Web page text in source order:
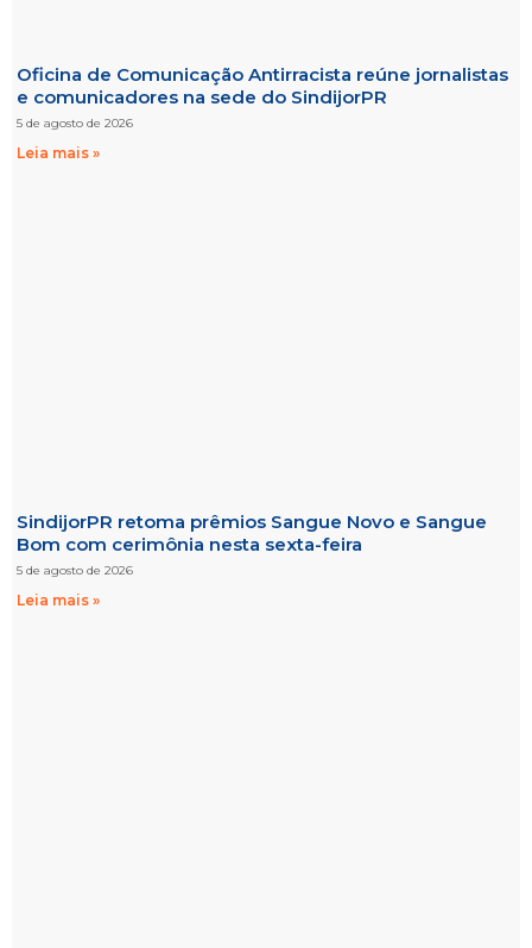
Oficina de Comunicação Antirracista reúne jornalistas
e comunicadores na sede do SindijorPR
5 de agosto de 2026
Leia mais »
SindijorPR retoma prêmios Sangue Novo e Sangue
Bom com cerimônia nesta sexta-feira
5 de agosto de 2026
Leia mais »